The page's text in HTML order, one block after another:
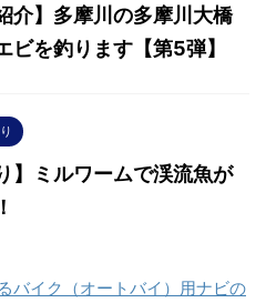
介】多摩川の多摩川大橋
ビを釣ります【第5弾】
】ミルワームで渓流魚が
バイク（オートバイ）用ナビの